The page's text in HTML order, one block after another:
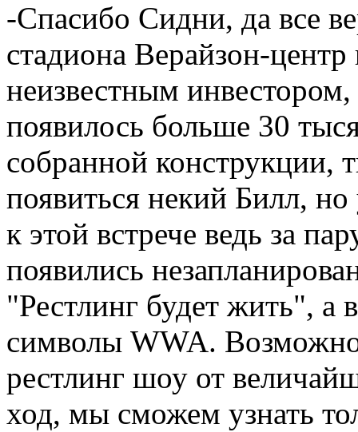
-Спасибо Сидни, да все
стадиона Верайзон-центр
неизвестным
появилось больше 30
собранной конструкции,
появиться некий Билл,
к этой встрече ведь за
появились
"Рестлинг будет жить", а
символы WWA.
рестлинг шоу от
ход, мы сможем узнать